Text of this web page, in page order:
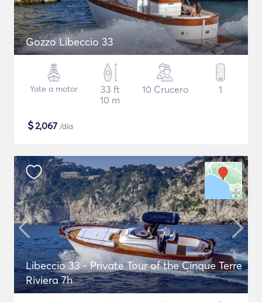
Gozzo Libeccio 33
Yate a motor
33 ft
10 m
10 Crucero 1
$2,067 /día
Libeccio 33 - Private Tour of the Cinque Terre
Riviera 7h